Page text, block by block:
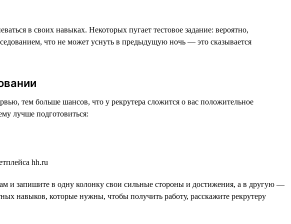
в своих навыках. Некоторых пугает тестовое задание: вероятно,
что не может уснуть в предыдущую ночь — это сказывается
тем больше шансов, что у рекрутера сложится о вас положительное
лучше подготовиться:
hh.ru
и запишите в одну колонку свои сильные стороны и достижения, а в другую —
навыков, которые нужны, чтобы получить работу, расскажите рекрутеру